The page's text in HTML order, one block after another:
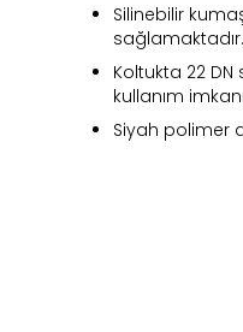
Silinebilir
sağlamaktadır.
Koltukta 22
kullanım
Siyah polimer